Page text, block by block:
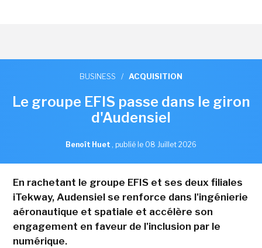
BUSINESS / ACQUISITION
Le groupe EFIS passe dans le giron
d'Audensiel
Benoît Huet , publié le 08 Juillet 2026
En rachetant le groupe EFIS et ses deux filiales
iTekway, Audensiel se renforce dans l'ingénierie
aéronautique et spatiale et accélère son
engagement en faveur de l'inclusion par le
numérique.